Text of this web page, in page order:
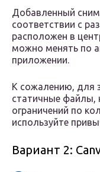
Добавленный
соответствии с
расположен в
можно менять по
приложении.
К сожалению, для
статичные файлы,
ограничений по
используйте
Вариант 2: